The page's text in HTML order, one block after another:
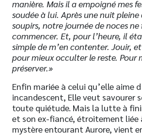
manière. Mais il a empoigné mes
soudée à lui. Après une nuit pleine
soupirs, notre journée de noces
commencer. Et, pour l’heure, il
simple de m’en contenter. Jouir,
pour mieux occulter le reste. Pour
préserver.»
Enfin mariée à celui qu’elle aime
incandescent, Elle veut savourer
toute quiétude. Mais la lutte à
et son ex-fiancé, étroitement liée
mystère entourant Aurore, vient